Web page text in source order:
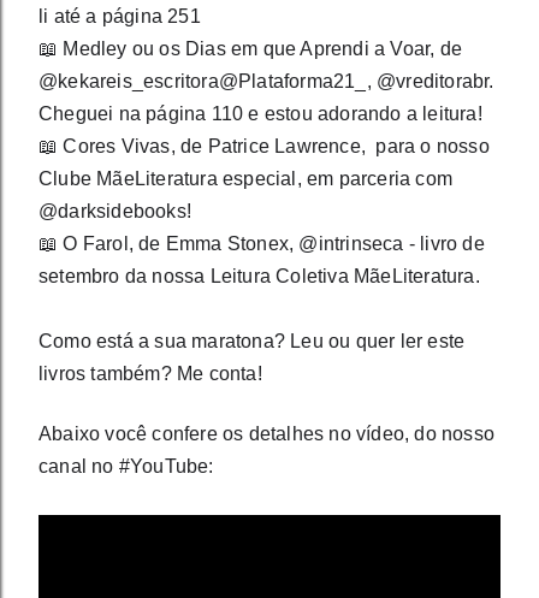
li até a página 251⠀⠀⠀⠀⠀⠀
📖 Medley ou os Dias em que Aprendi a Voar, de
@kekareis_escritora@Plataforma21_, @vreditorabr.
Cheguei na página 110 e estou adorando a leitura!
📖 Cores Vivas, de Patrice Lawrence,  para o nosso
Clube MãeLiteratura especial, em parceria com
@darksidebooks!
📖 O Farol, de Emma Stonex, @intrinseca - livro de
setembro da nossa Leitura Coletiva MãeLiteratura.
Como está a sua maratona? Leu ou quer ler este
livros também? Me conta!
Abaixo você confere os detalhes no vídeo, do nosso
canal no #YouTube: